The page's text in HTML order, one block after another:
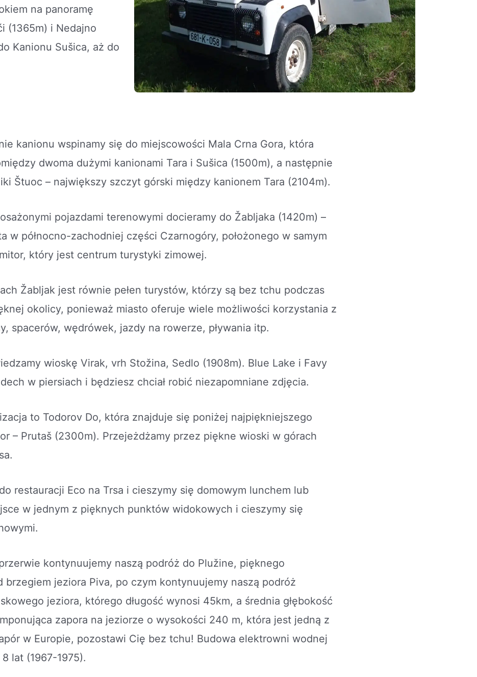
na panoramę
(1365m) i Nedajno
Kanionu Sušica, aż do
kanionu wspinamy się do miejscowości Mala Crna Gora, która
dwoma dużymi kanionami Tara i Sušica (1500m), a następnie
Štuoc – największy szczyt górski między kanionem Tara (2104m).
pojazdami terenowymi docieramy do Žabljaka (1420m) –
w północno-zachodniej części Czarnogóry, położonego w samym
który jest centrum turystyki zimowej.
Žabljak jest równie pełen turystów, którzy są bez tchu podczas
okolicy, ponieważ miasto oferuje wiele możliwości korzystania z
spacerów, wędrówek, jazdy na rowerze, pływania itp.
wioskę Virak, vrh Stožina, Sedlo (1908m). Blue Lake i Favy
w piersiach i będziesz chciał robić niezapomniane zdjęcia.
to Todorov Do, która znajduje się poniżej najpiękniejszego
– Prutaš (2300m). Przejeżdżamy przez piękne wioski w górach
restauracji Eco na Trsa i cieszymy się domowym lunchem lub
w jednym z pięknych punktów widokowych i cieszymy się
kontynuujemy naszą podróż do Plužine, pięknego
brzegiem jeziora Piva, po czym kontynuujemy naszą podróż
jeziora, którego długość wynosi 45km, a średnia głębokość
zapora na jeziorze o wysokości 240 m, która jest jedną z
w Europie, pozostawi Cię bez tchu! Budowa elektrowni wodnej
lat (1967-1975).